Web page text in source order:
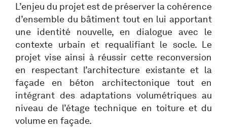
L’enjeu du projet est de préserver la cohérence
d’ensemble du bâtiment tout en lui apportant
une identité nouvelle, en dialogue avec le
contexte urbain et requalifiant le socle. Le
projet vise ainsi à réussir cette reconversion
en respectant l’architecture existante et la
façade en béton architectonique tout en
intégrant des adaptations volumétriques au
niveau de l’étage technique en toiture et du
volume en façade.